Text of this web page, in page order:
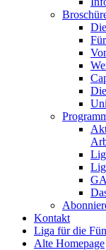
Kontakt
Liga für die
Alte Homepage